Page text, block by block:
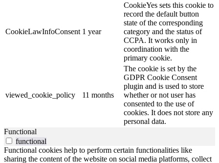
CookieLawInfoConsent 1 year
CookieYes sets this cookie to
record the default button
state of the corresponding
category and the status of
CCPA. It works only in
coordination with the
primary cookie.
viewed_cookie_policy 11 months
The cookie is set by the
GDPR Cookie Consent
plugin and is used to store
whether or not user has
consented to the use of
cookies. It does not store any
personal data.
Functional
functional
Functional cookies help to perform certain functionalities like
sharing the content of the website on social media platforms, collect